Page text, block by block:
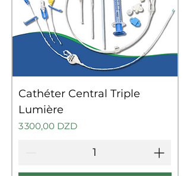
Cathéter Central Triple
Lumière
Prix
3 300,00 DZD